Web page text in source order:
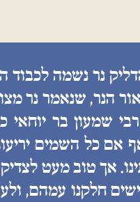
נר נשמה
הנר, שנאמר נר
רבי שמעון בר
אם כל השמים
אך טוב מעט
חלקנו עמהם,